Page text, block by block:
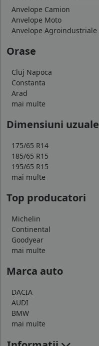
Anvelope Camion
Anvelope Moto
Anvelope Agroindustriale
Orase
Cluj Napoca
Constanta
Arad
mai multe
Dimensiuni uzuale
175/65 R14
185/65 R15
195/65 R15
mai multe
Top producatori
Michelin
Continental
Goodyear
mai multe
Marca auto
DACIA
AUDI
BMW
mai multe